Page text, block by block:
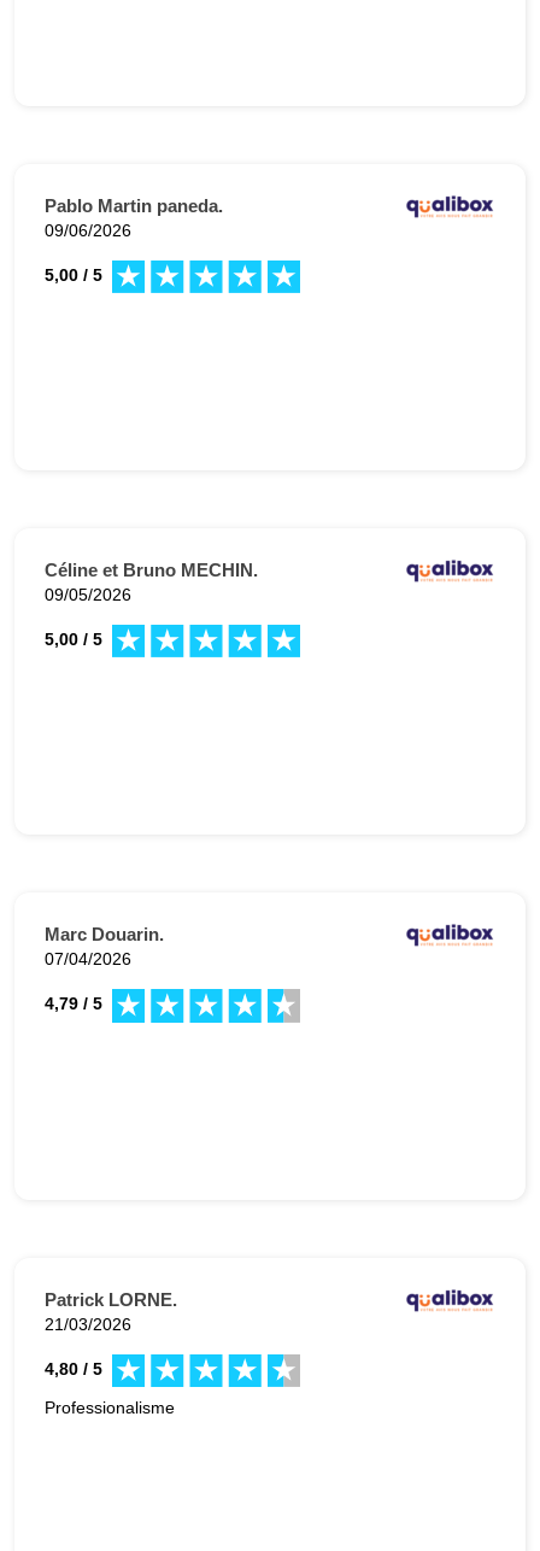
Pablo Martin paneda.
09/06/2026
5,00 / 5
Céline et Bruno MECHIN.
09/05/2026
5,00 / 5
Marc Douarin.
07/04/2026
4,79 / 5
Patrick LORNE.
21/03/2026
4,80 / 5
Professionalisme